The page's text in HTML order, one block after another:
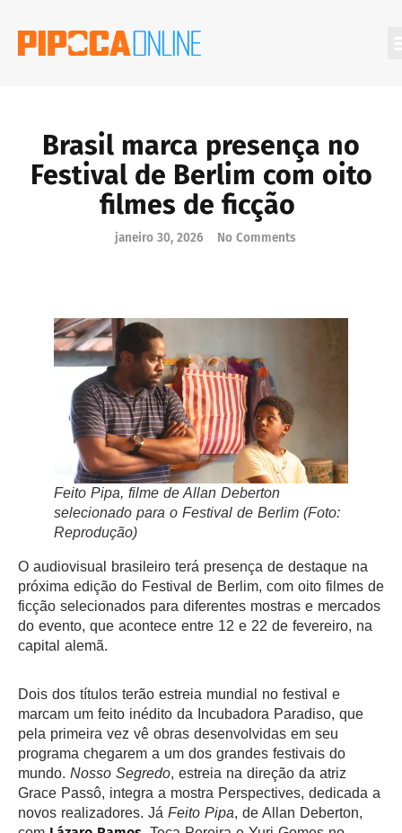
Brasil marca presença no
Festival de Berlim com oito
filmes de ficção
janeiro 30, 2026 No Comments
Feito Pipa, filme de Allan Deberton
selecionado para o Festival de Berlim (Foto:
Reprodução)
O audiovisual brasileiro terá presença de destaque na
próxima edição do Festival de Berlim, com oito filmes de
ficção selecionados para diferentes mostras e mercados
do evento, que acontece entre 12 e 22 de fevereiro, na
capital alemã.
Dois dos títulos terão estreia mundial no festival e
marcam um feito inédito da Incubadora Paradiso, que
pela primeira vez vê obras desenvolvidas em seu
programa chegarem a um dos grandes festivais do
mundo. Nosso Segredo, estreia na direção da atriz
Grace Passô, integra a mostra Perspectives, dedicada a
novos realizadores. Já Feito Pipa, de Allan Deberton,